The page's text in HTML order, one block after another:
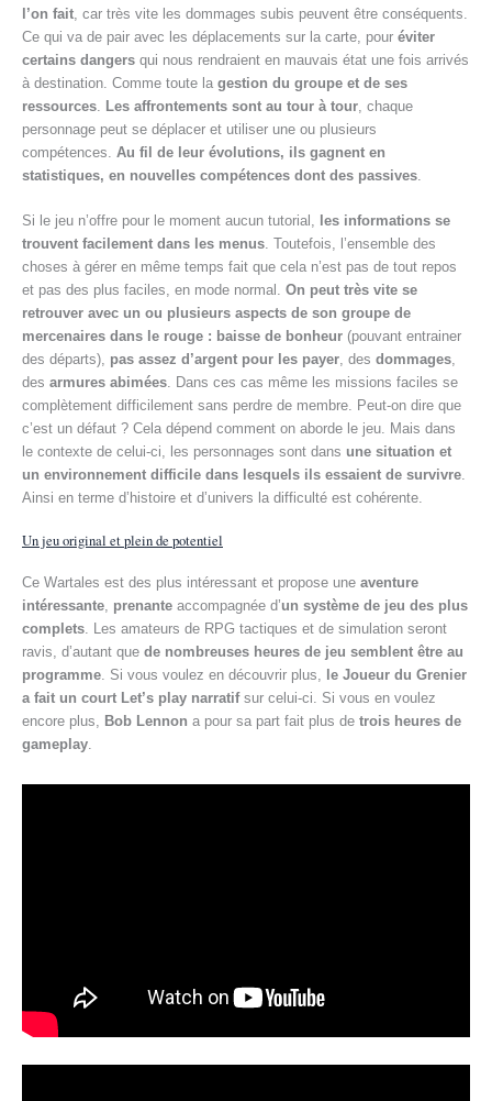
l’on fait, car très vite les dommages subis peuvent être conséquents.
Ce qui va de pair avec les déplacements sur la carte, pour éviter
certains dangers qui nous rendraient en mauvais état une fois arrivés
à destination. Comme toute la gestion du groupe et de ses
ressources. Les affrontements sont au tour à tour, chaque
personnage peut se déplacer et utiliser une ou plusieurs
compétences. Au fil de leur évolutions, ils gagnent en
statistiques, en nouvelles compétences dont des passives.
Si le jeu n’offre pour le moment aucun tutorial, les informations se
trouvent facilement dans les menus. Toutefois, l’ensemble des
choses à gérer en même temps fait que cela n’est pas de tout repos
et pas des plus faciles, en mode normal. On peut très vite se
retrouver avec un ou plusieurs aspects de son groupe de
mercenaires dans le rouge : baisse de bonheur (pouvant entrainer
des départs), pas assez d’argent pour les payer, des dommages,
des armures abimées. Dans ces cas même les missions faciles se
complètement difficilement sans perdre de membre. Peut-on dire que
c’est un défaut ? Cela dépend comment on aborde le jeu. Mais dans
le contexte de celui-ci, les personnages sont dans une situation et
un environnement difficile dans lesquels ils essaient de survivre.
Ainsi en terme d’histoire et d’univers la difficulté est cohérente.
Un jeu original et plein de potentiel
Ce Wartales est des plus intéressant et propose une aventure
intéressante prenante accompagnée d’un système de jeu des plus
complets . Les amateurs de RPG tactiques et de simulation seront
ravis, d’autant que de nombreuses heures de jeu semblent être au
programme . Si vous voulez en découvrir plus,
le Joueur du Grenier
a fait un court Let’s play narratifsur celui-ci. Si vous en voulez
encore plus,
Bob Lennon a pour sa part fait plus de trois heures de
gameplay